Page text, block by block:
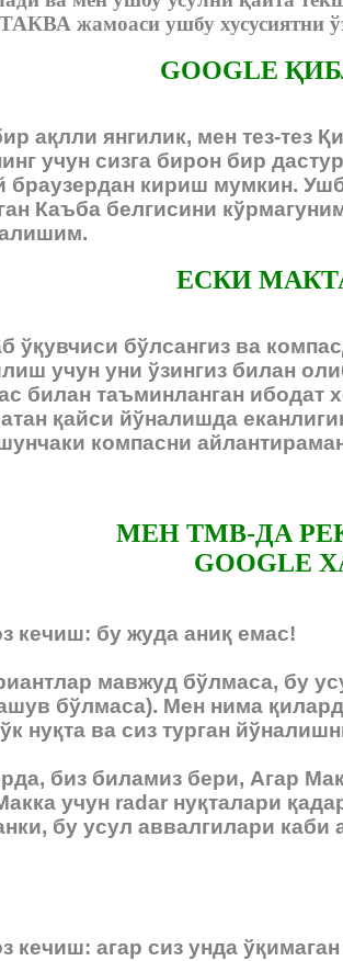
жамоаси ушбу хусусиятни
GOOGLE
ақлли янгилик, мен тез-тез
учун сизга бирон бир
браузердан кириш мумкин.
Каъба белгисини
ЕСКИ
ўқувчиси бўлсангиз ва
учун уни ўзингиз билан
билан таъминланган ибодат
қайси йўналишда
компасни
МЕН ТМВ-ДА
GOOGLE
кечиш: бу жуда аниқ емас!
мавжуд бўлмаса, бу
бўлмаса). Мен нима
нуқта ва сиз турган
биз биламиз бери, Агар
учун radar нуқталари
бу усул аввалгилари
кечиш: агар сиз унда